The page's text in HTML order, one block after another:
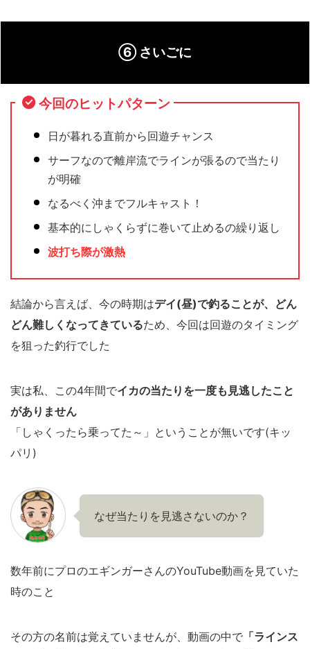
⑥ さいごに
今回のヒットパターン
日が暮れる直前から回遊チャンス
サーフなので離岸流でラインが張るので当たり
が明確
なるべく沖までフルキャスト！
基本的にしゃくらずに巻いて止めるの繰り返し
波打ち際が激熱
結論から言えば、今の時期はデイ(昼)で釣ることが、どん
どん難しくなってきているため、今回は回遊のタイミング
を狙った釣行でした
実は私、この4年間でイカの当たりを一度も見逃したこと
がありません
「しゃくったら乗ってた～」ということが無いです(キッ
パリ)
なぜ当たりを見逃さないのか？
数年前にプロのエギンガーさんのYouTube動画を見ていた
時のこと
その方の名前は覚えていませんが、動画の中で 「ラインス